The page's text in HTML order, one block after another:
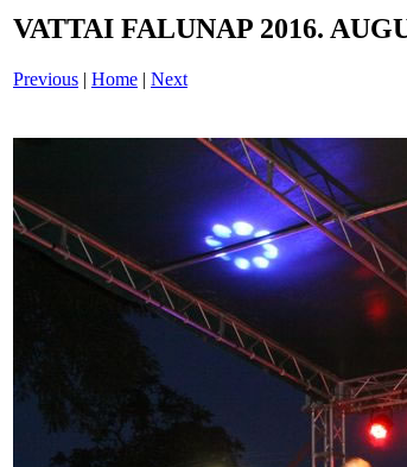
VATTAI FALUNAP 2016.
Previous | Home | Next